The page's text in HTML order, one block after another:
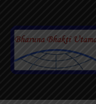
ke
konten
(Tekan